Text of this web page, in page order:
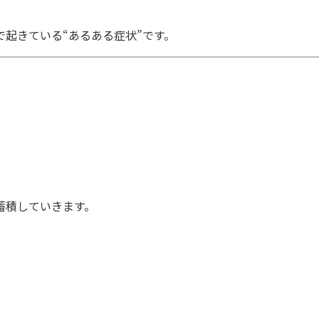
きている“あるある症状”です。
していきます。